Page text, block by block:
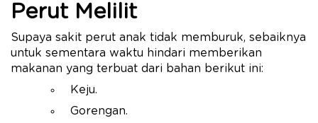
Perut Melilit
Supaya sakit perut anak tidak memburuk, sebaiknya
untuk sementara waktu hindari memberikan
makanan yang terbuat dari bahan berikut ini:
Keju.
Gorengan.